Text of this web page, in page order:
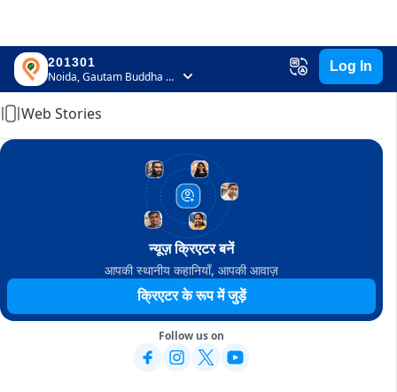
201301
Noida, Gautam Buddha Nagar, Uttar Pradesh
Log In
Home
Web Stories
न्यूज़ क्रिएटर बनें
आपकी स्थानीय कहानियाँ, आपकी आवाज़
क्रिएटर के रूप में जुड़ें
Follow us on